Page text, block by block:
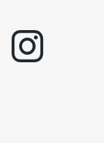
instagram